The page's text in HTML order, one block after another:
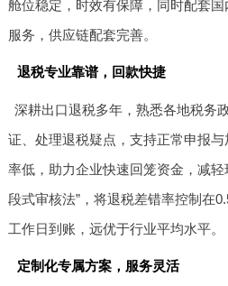
舱位稳定，时效有保障，同时配套
服务，供应链配套完善。
退税专业靠谱，回款快捷
深耕出口退税多年，熟悉各地税务
证、处理退税疑点，支持正常申报
率低，助力企业快速回笼资金，减
段式审核法”，将退税差错率控制在
工作日到账，远优于行业平均水平。
定制化专属方案，服务灵活